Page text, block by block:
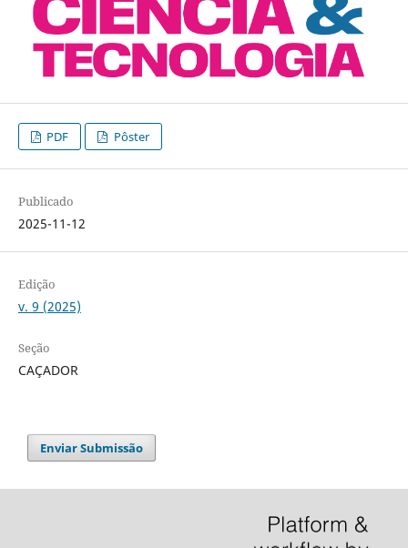
PDF Pôster
Publicado
2025-11-12
Edição
v. 9 (2025)
Seção
CAÇADOR
Enviar Submissão